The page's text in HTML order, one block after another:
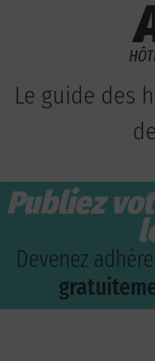
Le guide des
Publiez
Devenez